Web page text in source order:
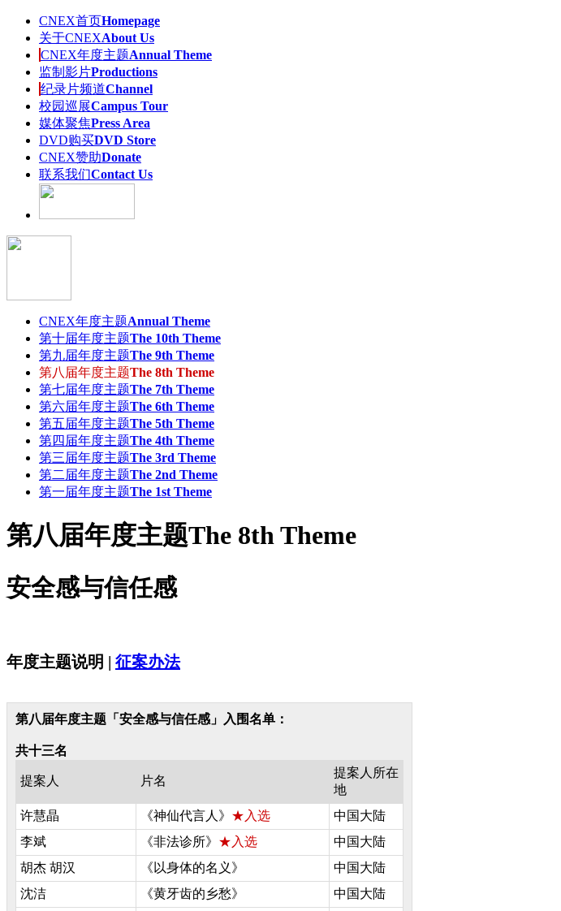
CNEX首页Homepage
关于CNEXAbout Us
CNEX年度主题Annual Theme
监制影片Productions
纪录片频道Channel
校园巡展Campus Tour
媒体聚焦Press Area
DVD购买DVD Store
CNEX赞助Donate
联系我们Contact Us
CNEX年度主题Annual Theme
第十届年度主题The 10th Theme
第九届年度主题The 9th Theme
第八届年度主题The 8th Theme
第七届年度主题The 7th Theme
第六届年度主题The 6th Theme
第五届年度主题The 5th Theme
第四届年度主题The 4th Theme
第三届年度主题The 3rd Theme
第二届年度主题The 2nd Theme
第一届年度主题The 1st Theme
第八届年度主题The 8th Theme
安全感与信任感
年度主题说明 | 征案办法
第八届年度主题「安全感与信任感」入围名单：
共十三名
提案人 片名
提案人所在
地
许慧晶
《神仙代言人》 ★入选
中国大陆
李斌
《非法诊所》 ★入选
中国大陆
胡杰 胡汉
《以身体的名义》
中国大陆
沈洁
《黄牙齿的乡愁》
中国大陆